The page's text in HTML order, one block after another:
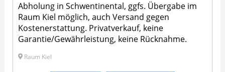
Abholung in Schwentinental, ggfs. Übergabe im
Raum Kiel möglich, auch Versand gegen
Kostenerstattung. Privatverkauf, keine
Garantie/Gewährleistung, keine Rücknahme.
Raum Kiel